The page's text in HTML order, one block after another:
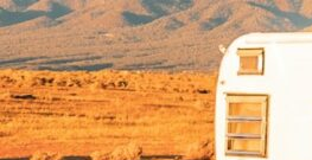
内
容
を
ス
キ